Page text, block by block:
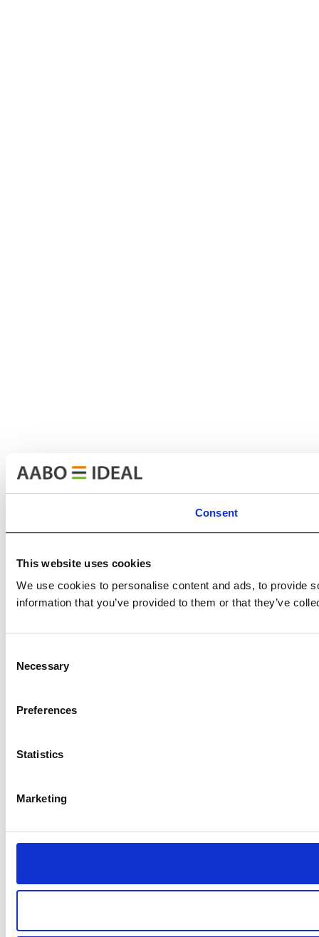
Consent
This website uses cookies
We use cookies to personalise content and ads, to provide
information that you’ve provided to them or that they’ve
Selection
Necessary
Preferences
Statistics
Marketing